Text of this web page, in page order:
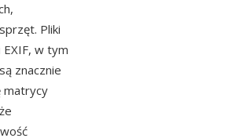
Pliki
w tym
znacznie
matrycy